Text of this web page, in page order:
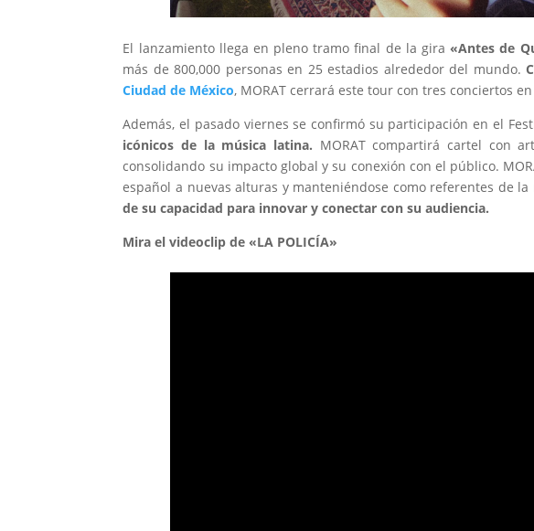
El lanzamiento llega en pleno tramo final de la gira «Antes de
más de 800,000 personas en 25 estadios alrededor del mundo.
Ciudad de México, MORAT cerrará este tour con tres conciertos en
Además, el pasado viernes se confirmó su participación en el
icónicos de la música latina. MORAT compartirá cartel con
consolidando su impacto global y su conexión con el público.
español a nuevas alturas y manteniéndose como referentes de
de su capacidad para innovar y conectar con su audiencia.
Mira el videoclip de «LA POLICÍA»